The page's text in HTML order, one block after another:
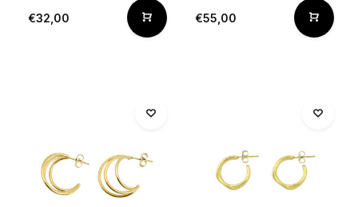
€32,00 €55,00